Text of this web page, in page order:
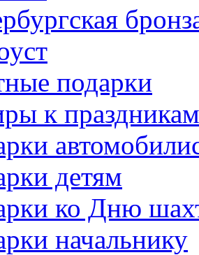
подарки
к праздникам
детям
ко Дню
начальнику